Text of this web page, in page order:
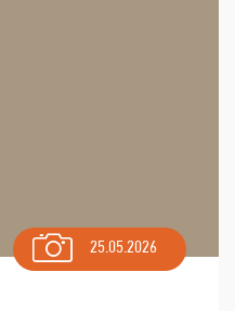
25.05.2026